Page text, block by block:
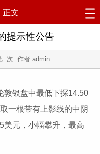
正文
提示性公告
: 次 作者:admin
敦银盘中最低下探14.50
一根带有上影线的中阴
美元，小幅攀升，最高